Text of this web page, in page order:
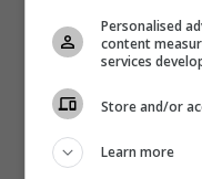
СТАЛО
Personalised
content
services
Store and/or
Learn more